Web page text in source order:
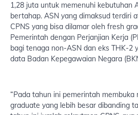
1,28 juta untuk memenuhi kebutuhan
bertahap. ASN yang dimaksud terdiri
CPNS yang bisa dilamar oleh fresh
Pemerintah dengan Perjanjian Kerja
bagi tenaga non-ASN dan eks THK-2
data Badan Kepegawaian Negara
“Pada tahun ini pemerintah
graduate yang lebih besar dibanding